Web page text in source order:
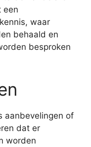
een
waar
behaald en
besproken
aanbevelingen of
dat er
worden